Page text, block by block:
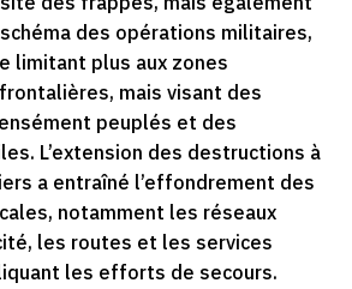
des opérations militaires,
limitant plus aux zones
mais visant des
peuplés et des
L’extension des destructions à
a entraîné l’effondrement des
notamment les réseaux
les routes et les services
les efforts de secours.